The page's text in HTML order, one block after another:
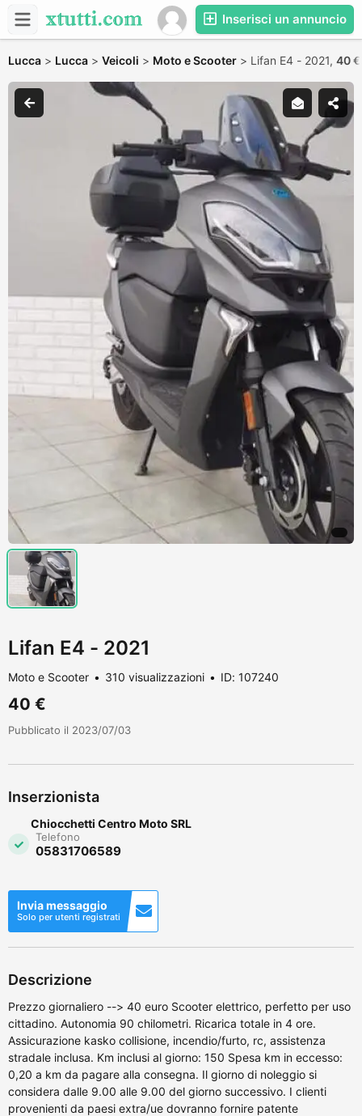
Inserisci un annuncio
Lucca > Lucca > Veicoli > Moto e Scooter > Lifan E4 - 2021, 40 €
Lifan E4 - 2021
Moto e Scooter 310 visualizzazioni ID: 107240
40 €
Pubblicato il 2023/07/03
Inserzionista
Chiocchetti Centro Moto SRL
Telefono
05831706589
Invia messaggio
Solo per utenti registrati
Descrizione
Prezzo giornaliero --> 40 euro Scooter elettrico, perfetto per uso
cittadino. Autonomia 90 chilometri. Ricarica totale in 4 ore.
Assicurazione kasko collisione, incendio/furto, rc, assistenza
stradale inclusa. Km inclusi al giorno: 150 Spesa km in eccesso:
0,20 a km da pagare alla consegna. Il giorno di noleggio si
considera dalle 9.00 alle 9.00 del giorno successivo. I clienti
provenienti da paesi extra/ue dovranno fornire patente